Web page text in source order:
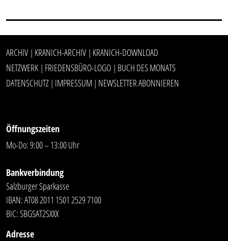
ARCHIV | KRANICH-ARCHIV | KRANICH-DOWNLOAD
NETZWERK | FRIEDENSBÜRO-LOGO | BUCH DES MONATS
DATENSCHUTZ | IMPRESSUM | NEWSLETTER ABONNIEREN
Öffnungszeiten
Mo-Do: 9:00 – 13:00 Uhr
Bankverbindung
Salzburger Sparkasse
IBAN: AT08 2011 1501 2529 7100
BIC: SBGSAT2SXXX
Adresse